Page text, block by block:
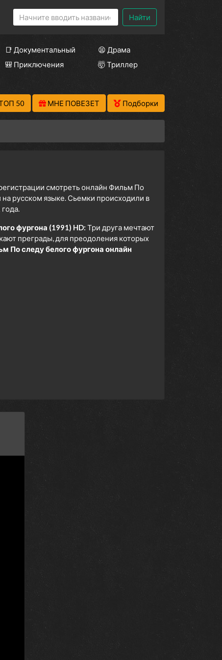
Найти
📑 Документальный
😫 Драма
🎒 Приключения
🤯 Триллер
50 МНЕ ПОВЕЗЕТ Подборки
смотреть онлайн Фильм По
русском языке. Сьемки происходили в
фургона (1991) HD: Три друга мечтают
преграды, для преодоления которых
По следу белого фургона онлайн